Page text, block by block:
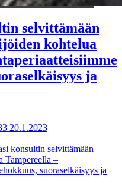
selvittämään
kohtelua
ja
20.1.2023
konsultin selvittämään
Tampereella –
suoraselkäisyys ja